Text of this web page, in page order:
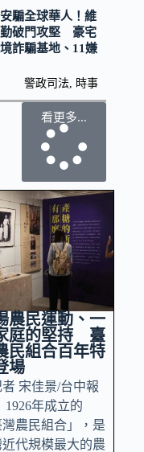
騙全球華人！維
勤破門攻堅 豪宅
詐騙基地、11嫌
警政司法 時事
看更多...
農民運動、一
庭的堅持 臺
民組合百年特
場
者 宋佳景/台中報
1926年成立的
灣農民組合」，是
近代規模最大的農